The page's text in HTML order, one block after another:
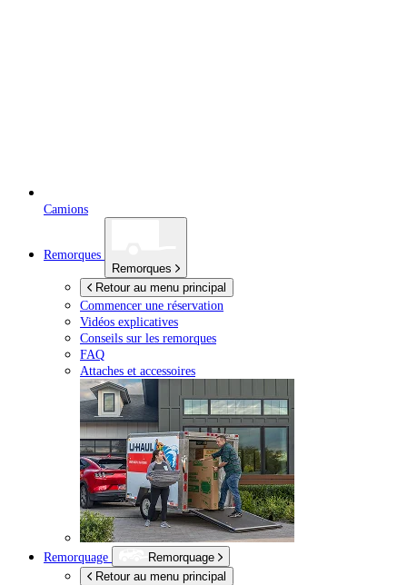
Camions
Remorques
Remorques
Retour au menu principal
Commencer une réservation
Vidéos explicatives
Conseils sur les remorques
FAQ
Attaches et accessoires
Remorquage
Remorquage
Retour au menu principal